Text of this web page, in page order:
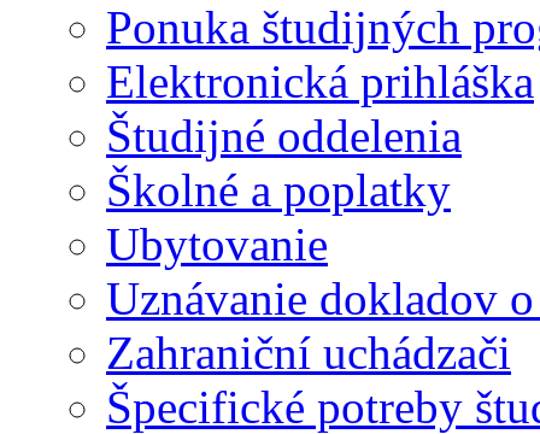
Ponuka študijných
Elektronická prihláška
Študijné oddelenia
Školné a poplatky
Ubytovanie
Uznávanie dokladov
Zahraniční uchádzači
Špecifické potreby